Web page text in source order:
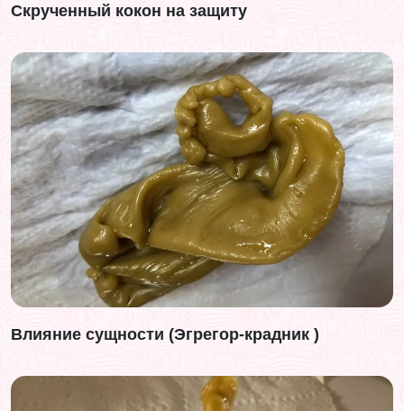
Скрученный кокон на защиту
Влияние сущности (Эгрегор-крадник )